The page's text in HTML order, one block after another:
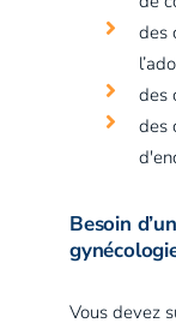
des
des
des
Besoin
Vous devez